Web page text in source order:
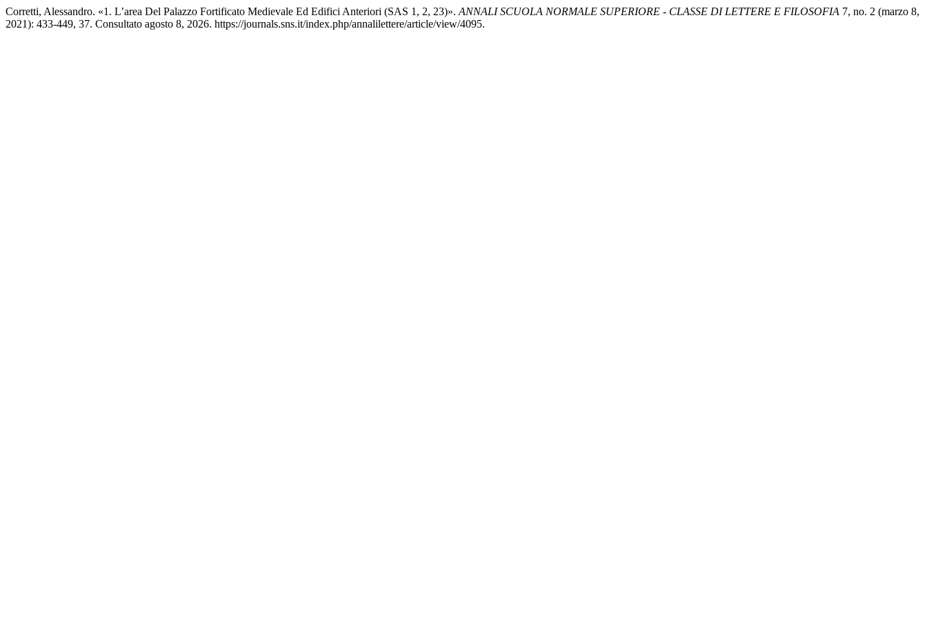
Corretti, Alessandro. «1. L’area Del Palazzo Fortificato Medievale Ed Edifici Anteriori (SAS 1, 2, 23)». ANNALI SCUOLA NORMALE SUPERIORE - CLASSE DI LETTERE E FILOSOFIA 7, no. 2 (marzo 8,
2021): 433-449, 37. Consultato agosto 8, 2026. https://journals.sns.it/index.php/annalilettere/article/view/4095.